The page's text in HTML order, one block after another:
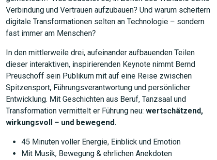
Verbindung und Vertrauen aufzubauen? Und warum scheitern
digitale Transformationen selten an Technologie – sondern
fast immer am Menschen?
In den mittlerweile drei, aufeinander aufbauenden Teilen
dieser interaktiven, inspirierenden Keynote nimmt Bernd
Preuschoff sein Publikum mit auf eine Reise zwischen
Spitzensport, Führungsverantwortung und persönlicher
Entwicklung. Mit Geschichten aus Beruf, Tanzsaal und
Transformation vermittelt er Führung neu: wertschätzend,
wirkungsvoll – und bewegend.
45 Minuten voller Energie, Einblick und Emotion
Mit Musik, Bewegung & ehrlichen Anekdoten